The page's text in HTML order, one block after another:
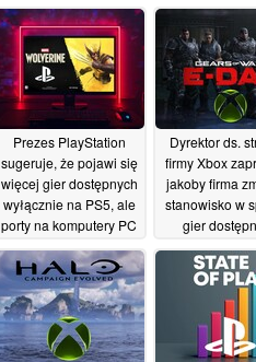
Prezes PlayStation
sugeruje, że pojawi się
więcej gier dostępnych
wyłącznie na PS5, ale
porty na komputery PC
19/06/2026
Dyrektor ds.
firmy Xbox
jakoby firma
stanowisko w
gier
konsolę,
dotyczących
17/06/2026